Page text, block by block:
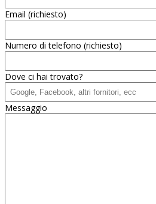
Email (richiesto)
Numero di telefono (richiesto)
Dove ci hai trovato?
Messaggio